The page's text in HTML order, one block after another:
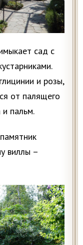
сад с
и розы,
от палящего
пальм.
виллы –